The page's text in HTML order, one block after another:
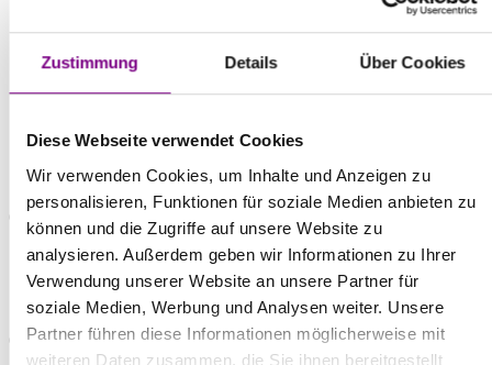
Zustimmung Details Über Cookies
Diese Webseite verwendet Cookies
Wir verwenden Cookies, um Inhalte und Anzeigen zu
personalisieren, Funktionen für soziale Medien anbieten zu
können und die Zugriffe auf unsere Website zu
analysieren. Außerdem geben wir Informationen zu Ihrer
Verwendung unserer Website an unsere Partner für
soziale Medien, Werbung und Analysen weiter. Unsere
Partner führen diese Informationen möglicherweise mit
weiteren Daten zusammen, die Sie ihnen bereitgestellt
Für innen und außen.
EIGENSCHAFTEN
Enthält keine Lösemittel, daher auch keine Lösemittel-
Geruchsbelästigung in Innenräumen und keine Brand- oder
Explosionsgefahr.
FARBTÖNE
Gelblich transparent, farblos auftrocknend.